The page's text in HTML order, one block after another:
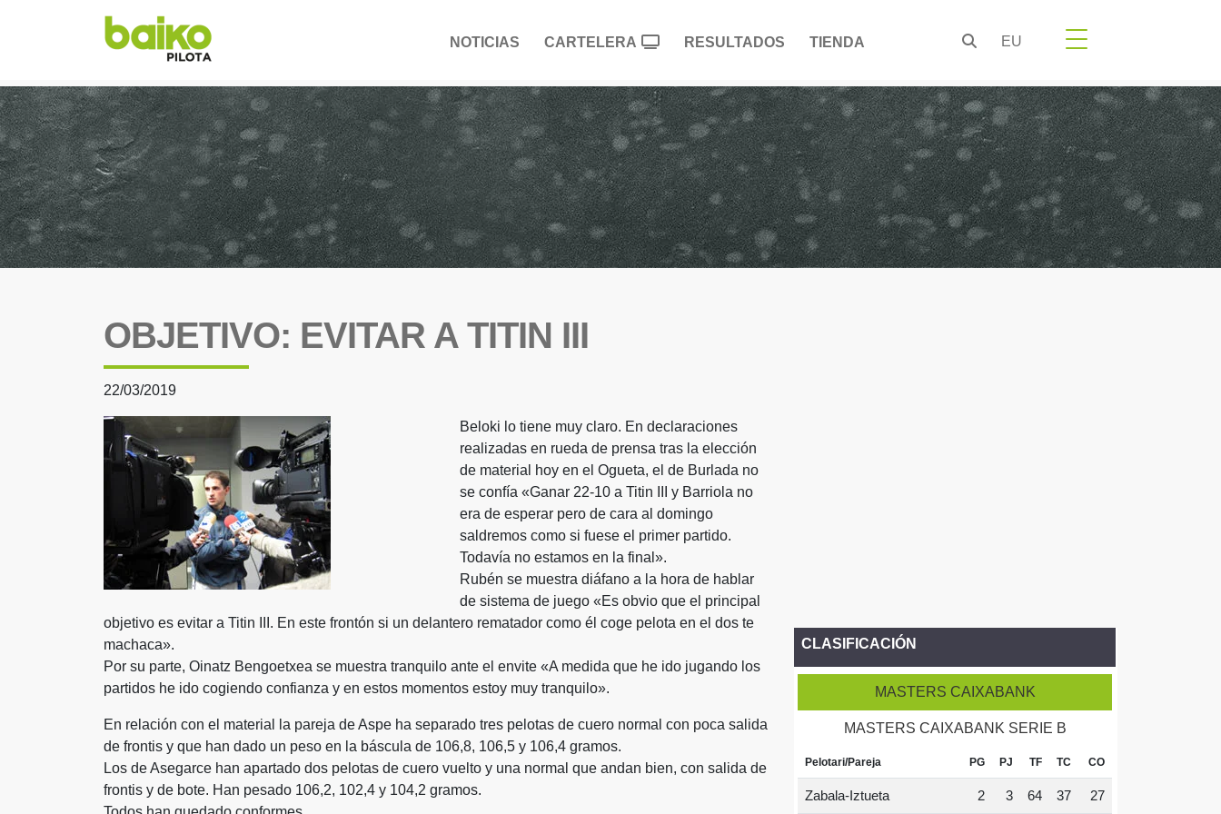
NOTICIAS CARTELERA RESULTADOS TIENDA EU
OBJETIVO: EVITAR A TITIN III
22/03/2019
Beloki lo tiene muy claro. En declaraciones
realizadas en rueda de prensa tras la elección
de material hoy en el Ogueta, el de Burlada no
se confía «Ganar 22-10 a Titin III y Barriola no
era de esperar pero de cara al domingo
saldremos como si fuese el primer partido.
Todavía no estamos en la final».
Rubén se muestra diáfano a la hora de hablar
de sistema de juego «Es obvio que el principal
objetivo es evitar a Titin III. En este frontón si un delantero rematador como él coge pelota en el dos te
machaca».
Por su parte, Oinatz Bengoetxea se muestra tranquilo ante el envite «A medida que he ido jugando los
partidos he ido cogiendo confianza y en estos momentos estoy muy tranquilo».
En relación con el material la pareja de Aspe ha separado tres pelotas de cuero normal con poca salida
de frontis y que han dado un peso en la báscula de 106,8, 106,5 y 106,4 gramos.
Los de Asegarce han apartado dos pelotas de cuero vuelto y una normal que andan bien, con salida de
frontis y de bote. Han pesado 106,2, 102,4 y 104,2 gramos.
CLASIFICACIÓN
MASTERS CAIXABANK
MASTERS CAIXABANK SERIE B
Pelotari/Pareja PG PJ TF TC CO
Zabala-Iztueta 2 3 64 37 27